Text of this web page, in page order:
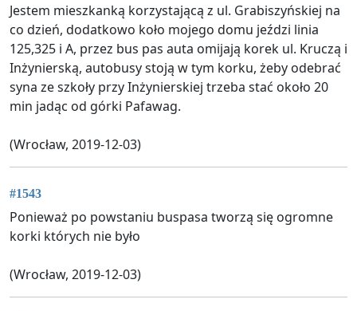
Jestem mieszkanką korzystającą z ul. Grabiszyńskiej na
co dzień, dodatkowo koło mojego domu jeździ linia
125,325 i A, przez bus pas auta omijają korek ul. Kruczą i
Inżynierską, autobusy stoją w tym korku, żeby odebrać
syna ze szkoły przy Inżynierskiej trzeba stać około 20
min jadąc od górki Pafawag.
(Wrocław, 2019-12-03)
#1543
Ponieważ po powstaniu buspasa tworzą się ogromne
korki których nie było
(Wrocław, 2019-12-03)